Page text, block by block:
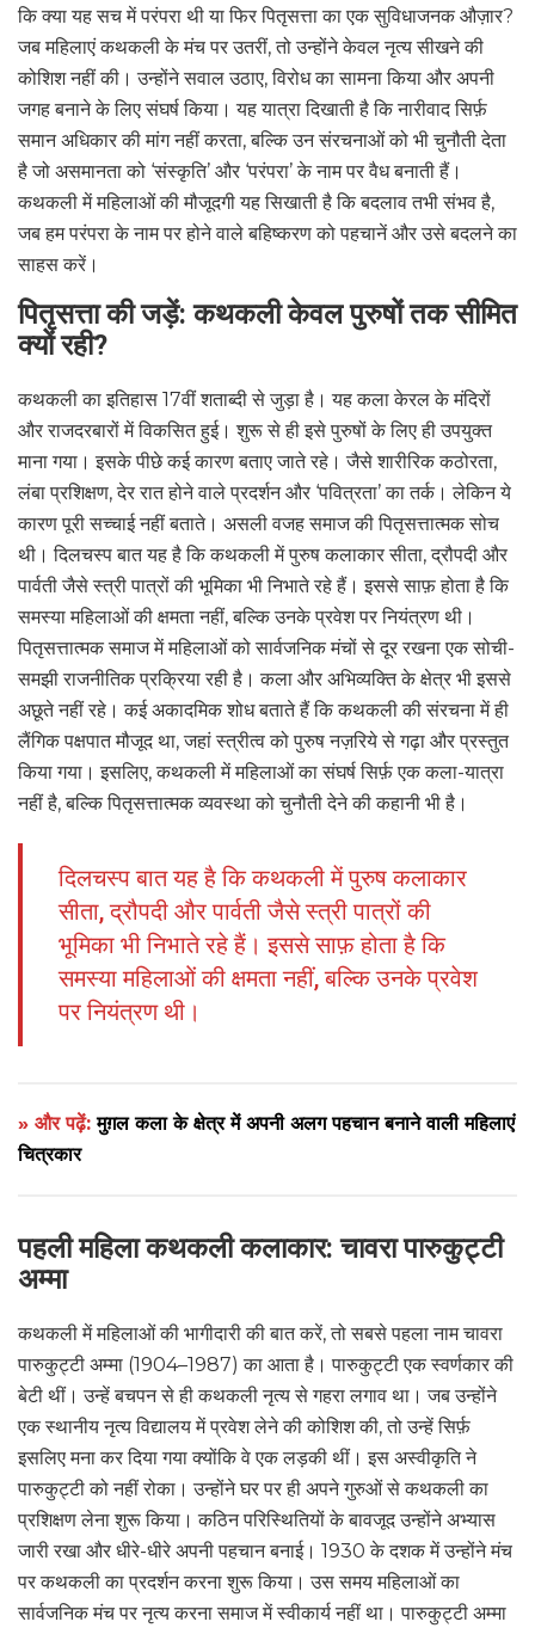
कि क्या यह सच में परंपरा थी या फिर पितृसत्ता का एक सुविधाजनक औज़ार?
जब महिलाएं कथकली के मंच पर उतरीं, तो उन्होंने केवल नृत्य सीखने की
कोशिश नहीं की। उन्होंने सवाल उठाए, विरोध का सामना किया और अपनी
जगह बनाने के लिए संघर्ष किया। यह यात्रा दिखाती है कि नारीवाद सिर्फ़
समान अधिकार की मांग नहीं करता, बल्कि उन संरचनाओं को भी चुनौती देता
है जो असमानता को ‘संस्कृति’ और ‘परंपरा’ के नाम पर वैध बनाती हैं।
कथकली में महिलाओं की मौजूदगी यह सिखाती है कि बदलाव तभी संभव है,
जब हम परंपरा के नाम पर होने वाले बहिष्करण को पहचानें और उसे बदलने का
साहस करें।
पितृसत्ता की जड़ें: कथकली केवल पुरुषों तक सीमित
क्यों रही?
कथकली का इतिहास 17वीं शताब्दी से जुड़ा है। यह कला केरल के मंदिरों
और राजदरबारों में विकसित हुई। शुरू से ही इसे पुरुषों के लिए ही उपयुक्त
माना गया। इसके पीछे कई कारण बताए जाते रहे। जैसे शारीरिक कठोरता,
लंबा प्रशिक्षण, देर रात होने वाले प्रदर्शन और ‘पवित्रता’ का तर्क। लेकिन ये
कारण पूरी सच्चाई नहीं बताते। असली वजह समाज की पितृसत्तात्मक सोच
थी। दिलचस्प बात यह है कि कथकली में पुरुष कलाकार सीता, द्रौपदी और
पार्वती जैसे स्त्री पात्रों की भूमिका भी निभाते रहे हैं। इससे साफ़ होता है कि
समस्या महिलाओं की क्षमता नहीं, बल्कि उनके प्रवेश पर नियंत्रण थी।
पितृसत्तात्मक समाज में महिलाओं को सार्वजनिक मंचों से दूर रखना एक सोची-
समझी राजनीतिक प्रक्रिया रही है। कला और अभिव्यक्ति के क्षेत्र भी इससे
अछूते नहीं रहे। कई अकादमिक शोध बताते हैं कि कथकली की संरचना में ही
लैंगिक पक्षपात मौजूद था, जहां स्त्रीत्व को पुरुष नज़रिये से गढ़ा और प्रस्तुत
किया गया। इसलिए, कथकली में महिलाओं का संघर्ष सिर्फ़ एक कला-यात्रा
नहीं है, बल्कि पितृसत्तात्मक व्यवस्था को चुनौती देने की कहानी भी है।
दिलचस्प बात यह है कि कथकली में पुरुष कलाकार
सीता, द्रौपदी और पार्वती जैसे स्त्री पात्रों की
भूमिका भी निभाते रहे हैं। इससे साफ़ होता है कि
समस्या महिलाओं की क्षमता नहीं, बल्कि उनके प्रवेश
पर नियंत्रण थी।
» और पढ़ें:मुग़ल कला के क्षेत्र में अपनी अलग पहचान बनाने वाली महिलाएं
चित्रकार
पहली महिला कथकली कलाकार: चावरा पारुकुट्टी
अम्मा
कथकली में महिलाओं की भागीदारी की बात करें, तो सबसे पहला नाम चावरा
पारुकुट्टी अम्मा (1904–1987) का आता है। पारुकुट्टी एक स्वर्णकार की
बेटी थीं। उन्हें बचपन से ही कथकली नृत्य से गहरा लगाव था। जब उन्होंने
एक स्थानीय नृत्य विद्यालय में प्रवेश लेने की कोशिश की, तो उन्हें सिर्फ़
इसलिए मना कर दिया गया क्योंकि वे एक लड़की थीं। इस अस्वीकृति ने
पारुकुट्टी को नहीं रोका। उन्होंने घर पर ही अपने गुरुओं से कथकली का
प्रशिक्षण लेना शुरू किया। कठिन परिस्थितियों के बावजूद उन्होंने अभ्यास
जारी रखा और धीरे-धीरे अपनी पहचान बनाई। 1930 के दशक में उन्होंने मंच
पर कथकली का प्रदर्शन करना शुरू किया। उस समय महिलाओं का
सार्वजनिक मंच पर नृत्य करना समाज में स्वीकार्य नहीं था। पारुकुट्टी अम्मा